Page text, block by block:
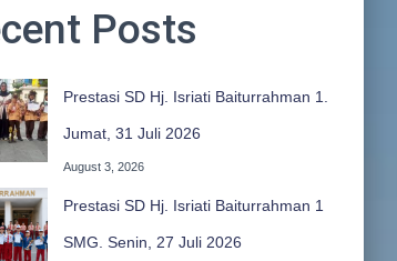
Posts
Prestasi SD Hj. Isriati Baiturrahman 1.
Jumat, 31 Juli 2026
August 3, 2026
Prestasi SD Hj. Isriati Baiturrahman 1
SMG. Senin, 27 Juli 2026